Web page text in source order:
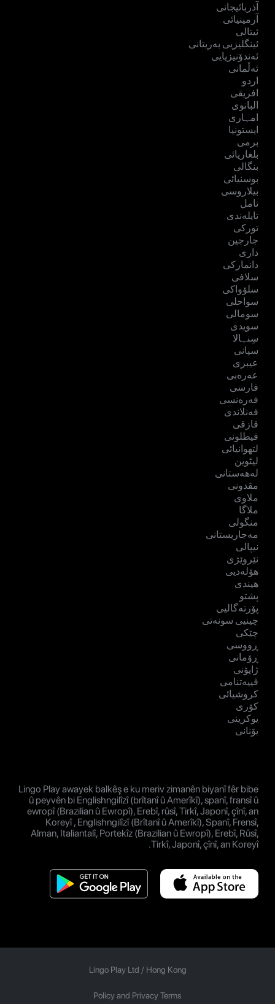
آذربائیجانی
آرمینیائی
ئیتالی
ئینگلیزیی بەریتانی
ئەندۆنیزیایی
ئەڵمانی
اردو
افریقی
البانوی
امہاری
ایستونیا
برمی
بلغاریائی
بنگالی
بوسنیائی
بیلاروسی
تامل
تایلەندی
تورکی
جارجین
داری
دانمارکی
سلافی
سلۆواکی
سواحلی
سومالی
سویدی
سِنہالا
سپانی
عیبری
عەرەبی
فارسی
فەرەنسی
فەنلاندی
قازقی
قیطلونی
لتھوانیائی
لیٹوین
لەهەستانی
مقدونی
ملاوی
ملاگا
منگولی
مەجاریستانی
نیپالی
نێروێژی
هۆلەدیی
هیندی
پشتو
پۆرتەگالیی
چینیی سونەتی
چێکی
ڕووسی
ڕۆمانی
ژاپۆنی
ڤییەتنامی
کروشیائی
کۆری
یوکرینی
یۆنانی
Lingo Play awayek balkêş e ku meriv zimanên biyanî fêr bibe
û peyvên bi Englishngilîzî (brîtanî û Amerîkî), spanî, fransî û
ewropî (Brazilian û Ewropî), Erebî, rûsî, Tirkî, Japonî, çînî, an
Koreyî , Englishngilîzî (Brîtanî û Amerîkî), Spanî, Frensî,
Alman, Italiantalî, Portekîz (Brazilian û Ewropî), Erebî, Rûsî,
Tirkî, Japonî, çînî, an Koreyî.
Lingo Play Ltd / Hong Kong
Policy and Privacy Terms